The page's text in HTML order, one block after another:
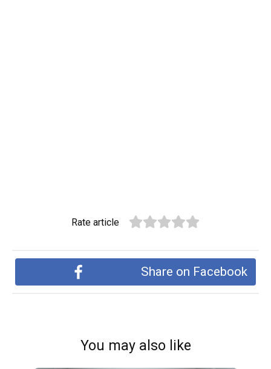
Rate article
Share on Facebook
You may also like